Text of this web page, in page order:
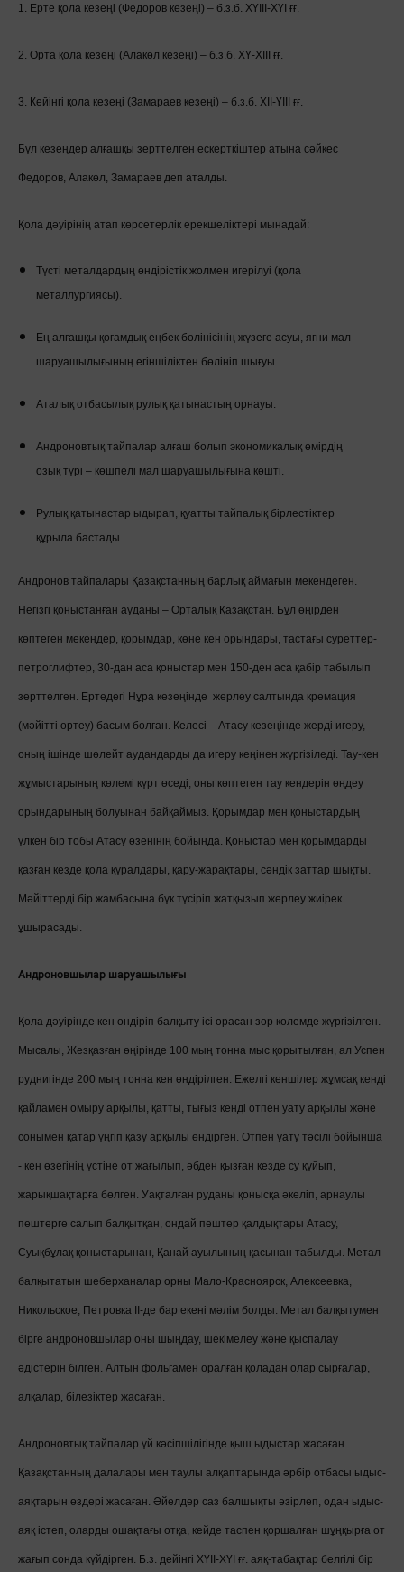
1. Ерте қола кезеңі (Федоров кезеңі) – б.з.б. ХҮІІІ-ХҮІ ғғ.
2. Орта қола кезеңі (Алакөл кезеңі) – б.з.б. ХҮ-ХІІІ ғғ.
3. Кейінгі қола кезеңі (Замараев кезеңі) – б.з.б. ХІІ-ҮІІІ ғғ.
Бұл кезеңдер алғашқы зерттелген ескерткіштер атына сәйкес
Федоров, Алакөл, Замараев деп аталды.
Қола дәуірінің атап көрсетерлік ерекшеліктері мынадай:
Түсті металдардың өндірістік жолмен игерілуі (қола
металлургиясы).
Ең алғашқы қоғамдық еңбек бөлінісінің жүзеге асуы, яғни мал
шаруашылығының егіншіліктен бөлініп шығуы.
Аталық отбасылық рулық қатынастың орнауы.
Андроновтық тайпалар алғаш болып экономикалық өмірдің
озық түрі – көшпелі мал шаруашылығына көшті.
Рулық қатынастар ыдырап, қуатты тайпалық бірлестіктер
құрыла бастады.
Андронов тайпалары Қазақстанның барлық аймағын мекендеген.
Негізгі қоныстанған ауданы – Орталық Қазақстан. Бұл өңірден
көптеген мекендер, қорымдар, көне кен орындары, тастағы суреттер-
петроглифтер, 30-дан аса қоныстар мен 150-ден аса қабір табылып
зерттелген. Ертедегі Нұра кезеңінде жерлеу салтында кремация
(мәйітті өртеу) басым болған. Келесі – Атасу кезеңінде жерді игеру,
оның ішінде шөлейт аудандарды да игеру кеңінен жүргізіледі. Тау-кен
жұмыстарының көлемі күрт өседі, оны көптеген тау кендерін өңдеу
орындарының болуынан байқаймыз. Қорымдар мен қоныстардың
үлкен бір тобы Атасу өзенінің бойында. Қоныстар мен қорымдарды
қазған кезде қола құралдары, қару-жарақтары, сәндік заттар шықты.
Мәйіттерді бір жамбасына бүк түсіріп жатқызып жерлеу жиірек
ұшырасады.
Андроновшылар шаруашылығы
Қола дәуірінде кен өндіріп балқыту ісі орасан зор көлемде жүргізілген.
Мысалы, Жезқазған өңірінде 100 мың тонна мыс қорытылған, ал Успен
руднигінде 200 мың тонна кен өндірілген. Ежелгі кеншілер жұмсақ кенді
қайламен омыру арқылы, қатты, тығыз кенді отпен уату арқылы және
сонымен қатар үңгіп қазу арқылы өндірген. Отпен уату тәсілі бойынша
- кен өзегінің үстіне от жағылып, әбден қызған кезде су құйып,
жарықшақтарға бөлген. Уақталған руданы қонысқа әкеліп, арнаулы
пештерге салып балқытқан, ондай пештер қалдықтары Атасу,
Суықбұлақ қоныстарынан, Қанай ауылының қасынан табылды. Метал
балқытатын шеберханалар орны Мало-Красноярск, Алексеевка,
Никольское, Петровка ІІ-де бар екені мәлім болды. Метал балқытумен
бірге андроновшылар оны шыңдау, шекімелеу және қыспалау
әдістерін білген. Алтын фольгамен оралған қоладан олар сырғалар,
алқалар, білезіктер жасаған.
Андроновтық тайпалар үй кәсіпшілігінде қыш ыдыстар жасаған.
Қазақстанның далалары мен таулы алқаптарында әрбір отбасы ыдыс-
аяқтарын өздері жасаған. Әйелдер саз балшықты әзірлеп, одан ыдыс-
аяқ істеп, оларды ошақтағы отқа, кейде таспен қоршалған шұңқырға от
жағып сонда күйдірген. Б.з. дейінгі ХҮІІ-ХҮІ ғғ. аяқ-табақтар белгілі бір